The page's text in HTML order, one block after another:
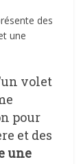
des
une
volet
pour
et des
une